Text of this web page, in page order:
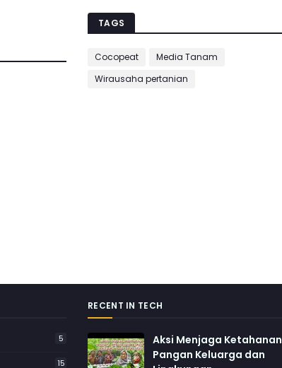
TAGS
Cocopeat
Media Tanam
Wirausaha pertanian
5
15
RECENT IN TECH
Aksi Menjaga Ketahanan
Pangan Keluarga dan